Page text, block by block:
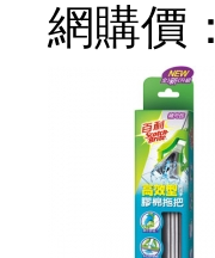
網購價：